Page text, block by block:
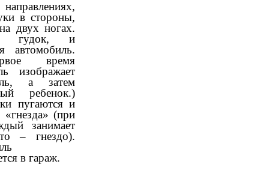
в стороны,
двух ногах.
гудок, и
автомобиль.
время
изображает
а затем
ребенок.)
пугаются и
«гнезда» (при
занимает
– гнездо).
в гараж.